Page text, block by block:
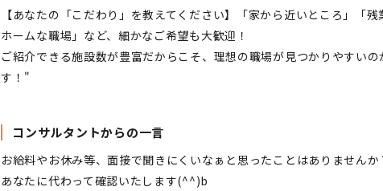
【あなたの「こだわり」を教えてください】「家から近いところ」「残
ホームな職場」など、細かなご希望も大歓迎！
ご紹介できる施設数が豊富だからこそ、理想の職場が見つかりやすい
す！"
コンサルタントからの一言
お給料やお休み等、面接で聞きにくいなぁと思ったことはありませんか
あなたに代わって確認いたします(^^)b